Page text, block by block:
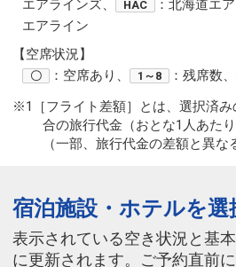
エアラインズ、
HAC ：北海道エ
エアライン
【空席状況】
〇 ：空席あり、 1～8 ：残席数、
※1［フライト差額］とは、選択済
合の旅行代金（おとな1人あた
（一部、旅行代金の差額と異な
宿泊施設・ホテルを
表示されている空き状況と基
に更新されます。ご予約直前